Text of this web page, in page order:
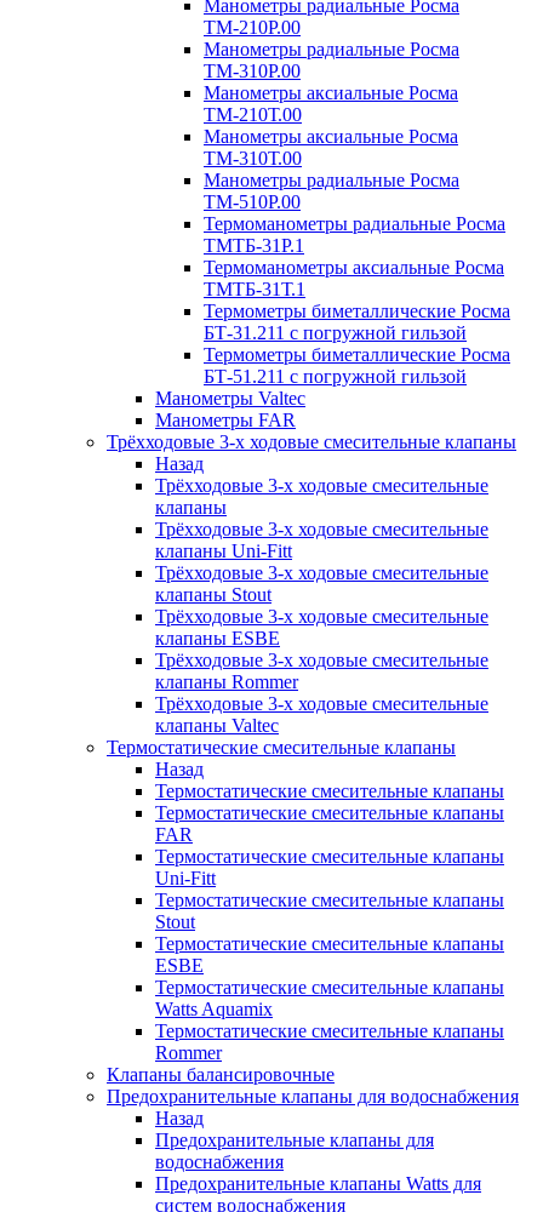
Манометры радиальные Росма
ТМ-210P.00
Манометры радиальные Росма
ТМ-310P.00
Манометры аксиальные Росма
ТМ-210Т.00
Манометры аксиальные Росма
ТМ-310Т.00
Манометры радиальные Росма
ТМ-510P.00
Термоманометры радиальные Росма
ТМТБ-31P.1
Термоманометры аксиальные Росма
ТМТБ-31Т.1
Термометры биметаллические Росма
БТ-31.211 с погружной гильзой
Термометры биметаллические Росма
БТ-51.211 с погружной гильзой
Манометры Valtec
Манометры FAR
Трёхходовые 3-х ходовые смесительные клапаны
Назад
Трёхходовые 3-х ходовые смесительные
клапаны
Трёхходовые 3-х ходовые смесительные
клапаны Uni-Fitt
Трёхходовые 3-х ходовые смесительные
клапаны Stout
Трёхходовые 3-х ходовые смесительные
клапаны ESBE
Трёхходовые 3-х ходовые смесительные
клапаны Rommer
Трёхходовые 3-х ходовые смесительные
клапаны Valtec
Термостатические смесительные клапаны
Назад
Термостатические смесительные клапаны
Термостатические смесительные клапаны
FAR
Термостатические смесительные клапаны
Uni-Fitt
Термостатические смесительные клапаны
Stout
Термостатические смесительные клапаны
ESBE
Термостатические смесительные клапаны
Watts Aquamix
Термостатические смесительные клапаны
Rommer
Клапаны балансировочные
Предохранительные клапаны для водоснабжения
Назад
Предохранительные клапаны для
водоснабжения
Предохранительные клапаны Watts для
систем водоснабжения